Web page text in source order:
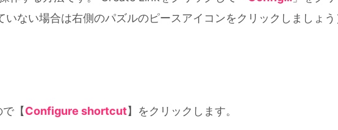
ない場合は右側のパズルのピースアイコンをクリックしましょう
【Configure shortcut】をクリックします。